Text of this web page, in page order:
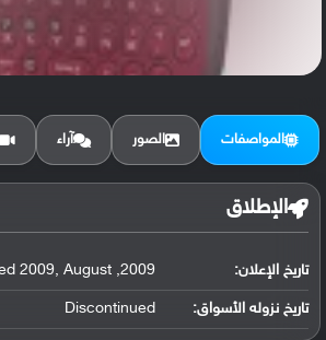
المواصفات الصور آراء
الإطلاق
تاريخ الإعلان: 2009, August. Released 2009, August
تاريخ نزوله الأسواق: Discontinued